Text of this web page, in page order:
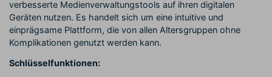
verbesserte Medienverwaltungstools auf ihren digitalen
Geräten nutzen. Es handelt sich um eine intuitive und
einprägsame Plattform, die von allen Altersgruppen ohne
Komplikationen genutzt werden kann.
Schlüsselfunktionen: